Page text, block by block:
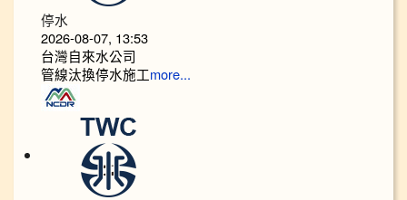
停水
2026-08-07, 13:53
台灣自來水公司
管線汰換停水施工more...